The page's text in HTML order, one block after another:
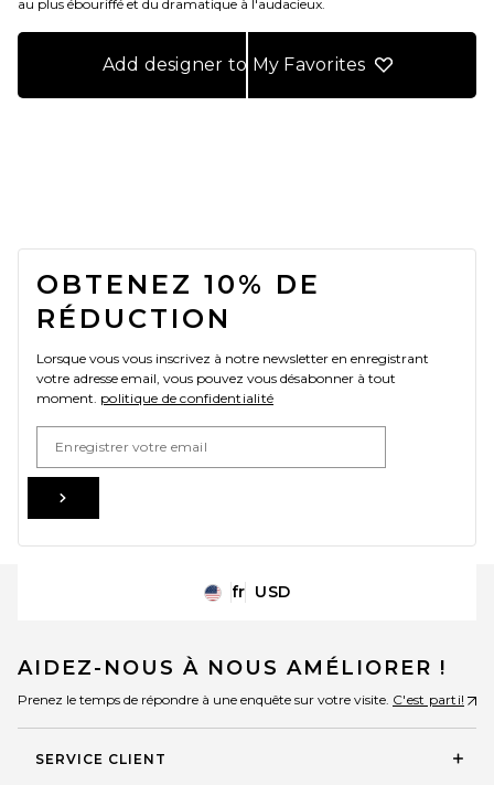
au plus ébouriffé et du dramatique à l'audacieux.
Add designer to My Favorites
FOOTER
OBTENEZ 10% DE
RÉDUCTION
Lorsque vous vous inscrivez à notre newsletter en enregistrant
votre adresse email, vous pouvez vous désabonner à tout
moment. politique de confidentialité
Change Country Regions
fr USD
AIDEZ-NOUS À NOUS AMÉLIORER !
Prenez le temps de répondre à une enquête sur votre visite. C'est parti!
SERVICE CLIENT